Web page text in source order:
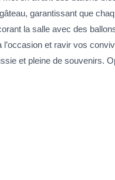
garantissant que
la salle avec des
et ravir vos
et pleine de souvenirs.